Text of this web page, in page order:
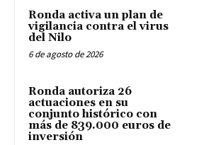
Ronda activa un plan de
vigilancia contra el virus
del Nilo
6 de agosto de 2026
Ronda autoriza 26
actuaciones en su
conjunto histórico con
más de 839.000 euros de
inversión